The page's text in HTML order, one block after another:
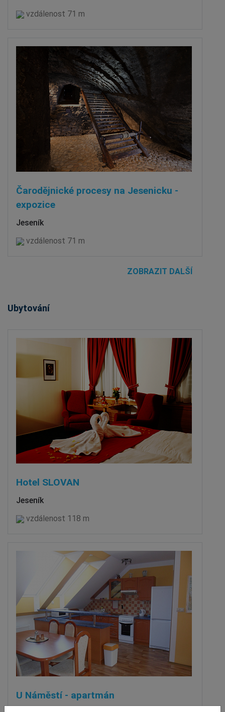
vzdálenost 71 m
Čarodějnické procesy na Jesenicku -
expozice
Jeseník
vzdálenost 71 m
ZOBRAZIT DALŠÍ
Ubytování
Hotel SLOVAN
Jeseník
vzdálenost 118 m
U Náměstí - apartmán